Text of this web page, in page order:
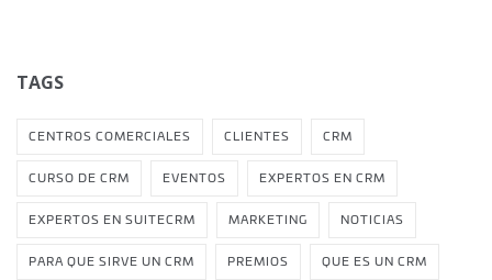
TAGS
CENTROS COMERCIALES CLIENTES CRM
CURSO DE CRM EVENTOS EXPERTOS EN CRM
EXPERTOS EN SUITECRM MARKETING NOTICIAS
PARA QUE SIRVE UN CRM PREMIOS QUE ES UN CRM